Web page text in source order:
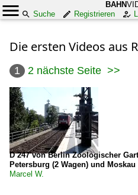
BAHN
Suche
Registrieren
Die ersten Videos aus
1 2 nächste Seite >>
D 247 von Berlin Zoologischer
Petersburg (2 Wagen) und Moskau
Marcel W.